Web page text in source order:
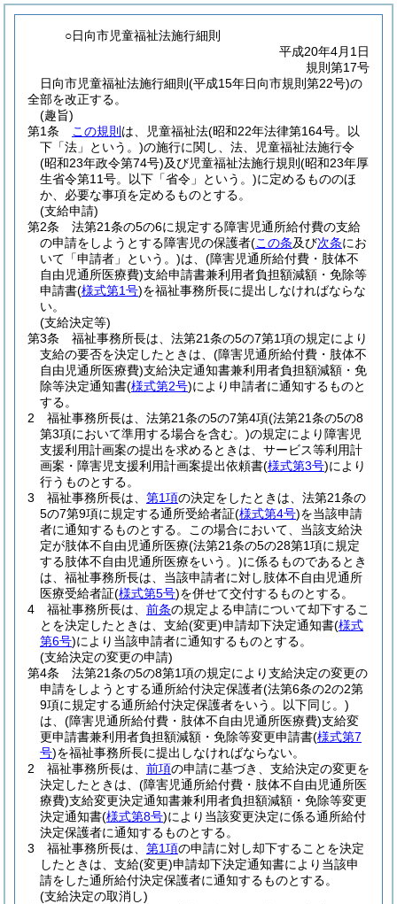
○日向市児童福祉法施行細則
平成20年4月1日
規則第17号
日向市児童福祉法施行細則(平成15年日向市規則第22号)の
全部を改正する。
(趣旨)
第1条
この規則 は、児童福祉法(昭和22年法律第164号。以
下「法」という。)の施行に関し、法、児童福祉法施行令
(昭和23年政令第74号)及び児童福祉法施行規則 (昭和23年厚
生省令第11号。以下「省令」という。)に定めるもののほ
か、必要な事項を定めるものとする。
(支給申請)
第2条
法第21条の5の6に規定する障害児通所給付費の支給
の申請をしようとする障害児の保護者(この条及び次条にお
いて「申請者」という。)は、 (障害児通所給付費・肢体不
自由児通所医療費)支給申請書兼利用者負担額減額・免除等
申請書(様式第1号)を福祉事務所長に提出しなければならな
い。
(支給決定等)
第3条
福祉事務所長は、法第21条の5の7第1項の規定により
支給の要否を決定したときは、 (障害児通所給付費・肢体不
自由児通所医療費)支給決定通知書兼利用者負担額減額・免
除等決定通知書(様式第2号)により申請者に通知するものと
する。
2
福祉事務所長は、法第21条の5の7第4項(法第21条の5の8
第3項において準用する場合を含む。)の規定により障害児
支援利用計画案の提出を求めるときは、サービス等利用計
画案・障害児支援利用計画案提出依頼書(様式第3号)により
行うものとする。
3
福祉事務所長は、 第1項の決定をしたときは、法第21条の
5の7第9項に規定する通所受給者証(様式第4号)を当該申請
者に通知するものとする。
この場合において、当該支給決
定が肢体不自由児通所医療(法第21条の5の28第1項に規定
する肢体不自由児通所医療をいう。)に係るものであるとき
は、福祉事務所長は、当該申請者に対し肢体不自由児通所
医療受給者証(様式第5号)を併せて交付するものとする。
4
福祉事務所長は、 前条の規定よる申請について却下するこ
とを決定したときは、支給(変更)申請却下決定通知書(様式
第6号)により当該申請者に通知するものとする。
(支給決定の変更の申請)
第4条
法第21条の5の8第1項の規定により支給決定の変更の
申請をしようとする通所給付決定保護者(法第6条の2の2第
9項に規定する通所給付決定保護者をいう。以下同じ。)
は、 (障害児通所給付費・肢体不自由児通所医療費)支給変
更申請書兼利用者負担額減額・免除等変更申請書(様式第7
号)を福祉事務所長に提出しなければならない。
2
福祉事務所長は、 前項の申請に基づき、支給決定の変更を
決定したときは、 (障害児通所給付費・肢体不自由児通所医
療費)支給変更決定通知書兼利用者負担額減額・免除等変更
決定通知書(様式第8号)により当該変更決定に係る通所給付
決定保護者に通知するものとする。
3
福祉事務所長は、 第1項の申請に対し却下することを決定
したときは、支給(変更)申請却下決定通知書により当該申
請をした通所給付決定保護者に通知するものとする。
(支給決定の取消し)